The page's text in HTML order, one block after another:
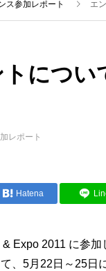
ス参加レポート エ
トにつ
レポート
Hatena
Expo 2011 に参加
、5月22日～25日